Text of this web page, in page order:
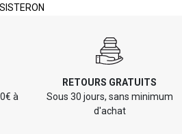
SISTERON
à
RETOURS GRATUITS
Sous 30 jours, sans minimum
d'achat